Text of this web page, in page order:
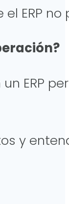
ERP
ERP
y